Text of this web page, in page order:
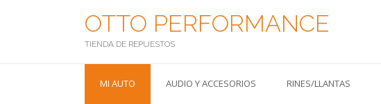
OTTO PERFORMANCE
TIENDA DE REPUESTOS
MI AUTO AUDIO Y ACCESORIOS RINES/LLANTAS